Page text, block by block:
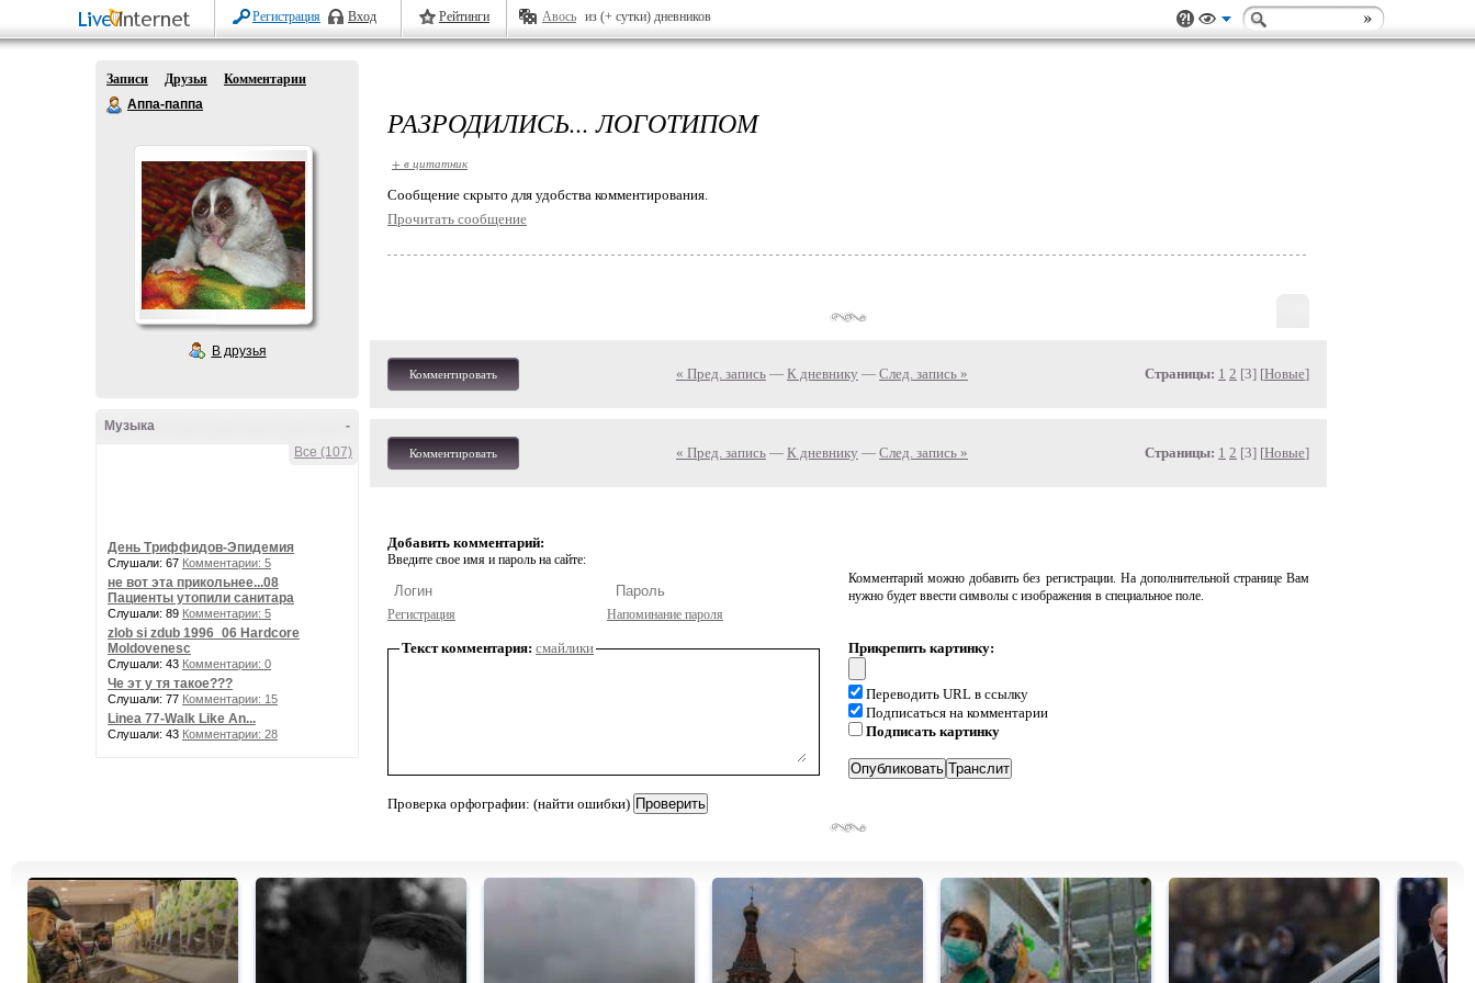
Регистрация Вход Рейтинги Авось из (+ сутки) дневников
Записи Друзья
Комментарии
Аппа-паппа
В друзья
-
Музыка
Все (107)
День Триффидов-Эпидемия
Слушали: 67 Комментарии: 5
не вот эта прикольнее...08
Пациенты утопили санитара
Слушали: 89 Комментарии: 5
zlob si zdub 1996_06 Hardcore
Moldovenesc
Слушали: 43 Комментарии: 0
Че эт у тя такое???
Слушали: 77 Комментарии: 15
Linea 77-Walk Like An...
Слушали: 43 Комментарии: 28
РАЗРОДИЛИСЬ... ЛОГОТИПОМ
+ в цитатник
Cообщение скрыто для удобства комментирования.
Прочитать сообщение
Комментировать « Пред. запись — К дневнику — След. запись » Страницы: 1 2 [3] [Новые]
Комментировать « Пред. запись — К дневнику — След. запись » Страницы: 1 2 [3] [Новые]
Добавить комментарий:
Введите свое имя и пароль на сайте:
Регистрация Напоминание пароля
Комментарий можно добавить без регистрации. На дополнительной странице Вам
нужно будет ввести символы с изображения в специальное поле.
Текст комментария: смайлики
Проверка орфографии: (найти ошибки)
Прикрепить картинку:
Переводить URL в ссылку
Подписаться на комментарии
Подписать картинку